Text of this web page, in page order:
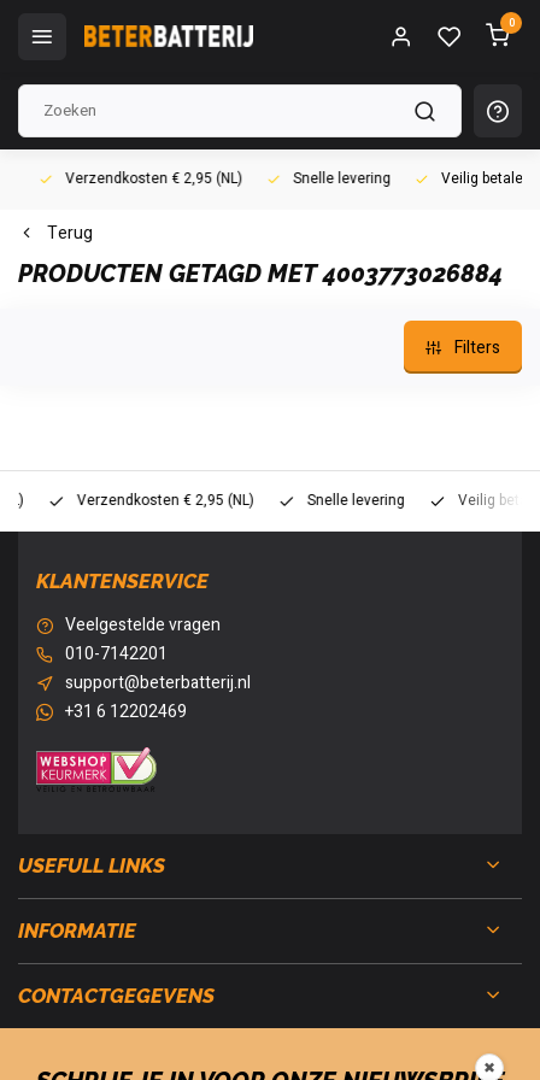
0
Verzendkosten € 2,95 (NL) Snelle levering Veilig betalen
Terug
PRODUCTEN GETAGD MET 4003773026884
Filters
Verzendkosten € 2,95 (NL) Snelle levering Veilig betalen
KLANTENSERVICE
Veelgestelde vragen
010-7142201
support@beterbatterij.nl
+31 6 12202469
USEFULL LINKS
INFORMATIE
CONTACTGEGEVENS
✖